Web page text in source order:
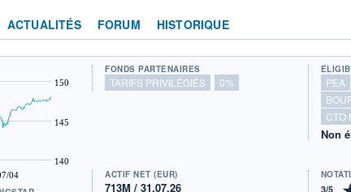
ACTUALITÉS FORUM HISTORIQUE
04
140
145
150
FONDS PARTENAIRES
TARIFS PRIVILÉGIÉS 0% PEA
CTO
Non
ACTIF NET (EUR)
713M / 31.07.26